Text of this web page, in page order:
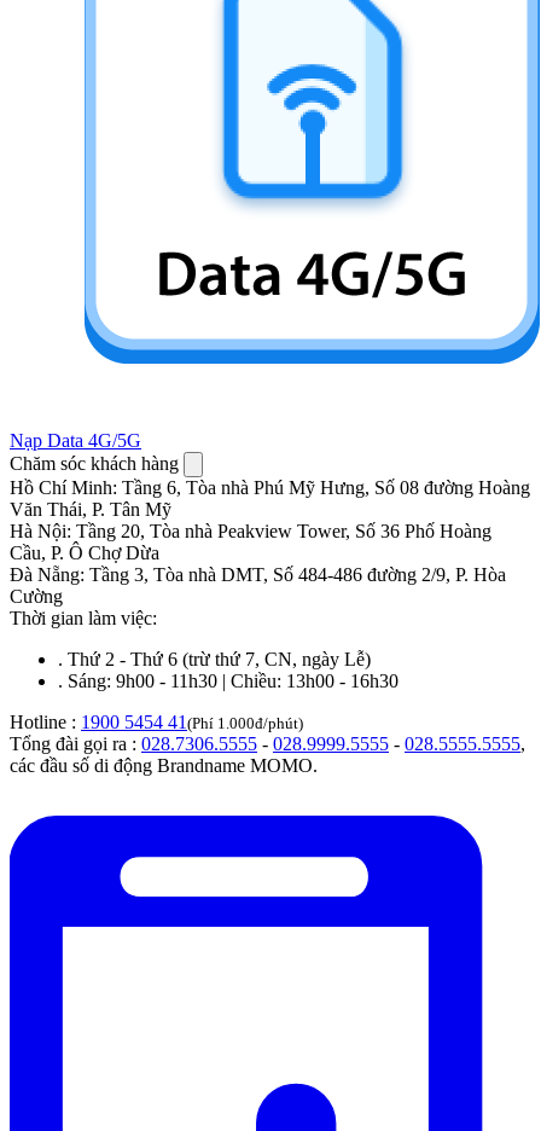
Nạp Data 4G/5G
Chăm sóc khách hàng
Hồ Chí Minh: Tầng 6, Tòa nhà Phú Mỹ Hưng, Số 08 đường Hoàng
Văn Thái, P. Tân Mỹ
Hà Nội: Tầng 20, Tòa nhà Peakview Tower, Số 36 Phố Hoàng
Cầu, P. Ô Chợ Dừa
Đà Nẵng: Tầng 3, Tòa nhà DMT, Số 484-486 đường 2/9, P. Hòa
Cường
Thời gian làm việc:
. Thứ 2 - Thứ 6 (trừ thứ 7, CN, ngày Lễ)
. Sáng: 9h00 - 11h30 | Chiều: 13h00 - 16h30
Hotline : 1900 5454 41 (Phí 1.000đ/phút)
Tổng đài gọi ra : 028.7306.5555 - 028.9999.5555 - 028.5555.5555,
các đầu số di động Brandname MOMO.